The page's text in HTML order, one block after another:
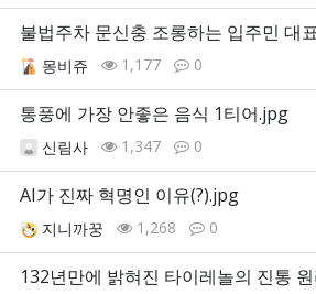
불법주차 문신충 조롱하는 입주민 대
몽비쥬 1,177 0
통풍에 가장 안좋은 음식 1티어.jpg
신림사 1,347 0
AI가 진짜 혁명인 이유(?).jpg
지니까꿍 1,268 0
132년만에 밝혀진 타이레놀의 진통